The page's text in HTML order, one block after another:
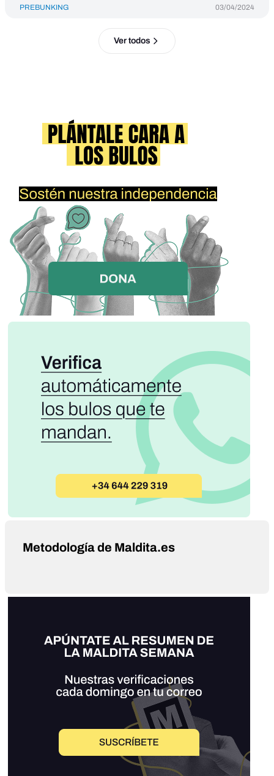
PREBUNKING 03/04/2024
Ver todos
Metodología de Maldita.es